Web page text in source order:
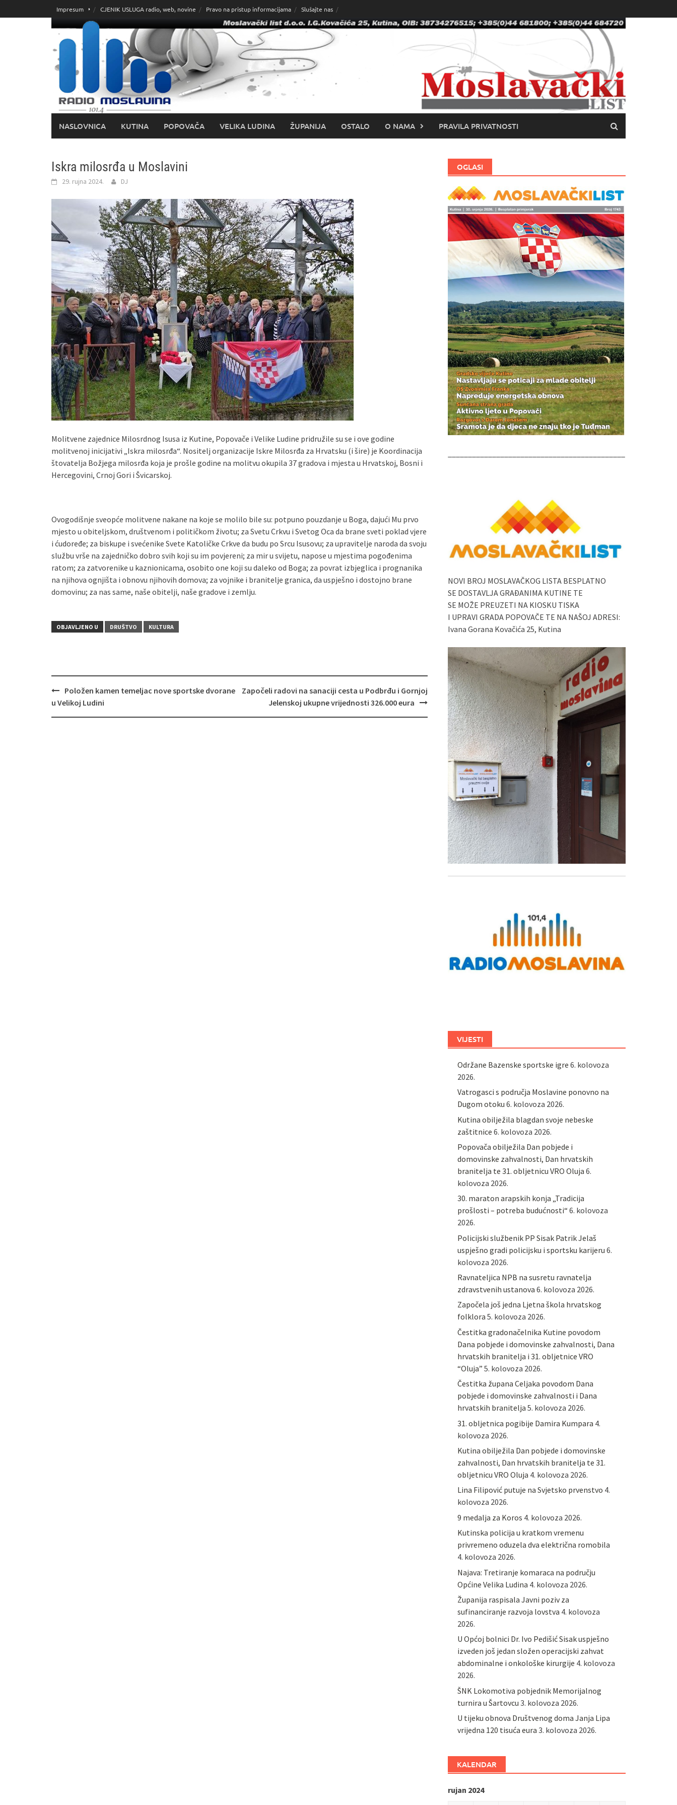
do
Impresum CJENIK USLUGA radio, web, novine Pravo na pristup informacijama Slušajte nas
NASLOVNICA KUTINA POPOVAČA VELIKA LUDINA ŽUPANIJA OSTALO O NAMA PRAVILA PRIVATNOSTI
Iskra milosrđa u Moslavini
29. rujna 2024. DJ
Molitvene zajednice Milosrdnog Isusa iz Kutine, Popovače i Velike Ludine pridružile su se i ove godine
molitvenoj inicijativi „Iskra milosrđa“. Nositelj organizacije Iskre Milosrđa za Hrvatsku (i šire) je Koordinacija
štovatelja Božjega milosrđa koja je prošle godine na molitvu okupila 37 gradova i mjesta u Hrvatskoj, Bosni i
Hercegovini, Crnoj Gori i Švicarskoj.
Ovogodišnje sveopće molitvene nakane na koje se molilo bile su: potpuno pouzdanje u Boga, dajući Mu prvo
mjesto u obiteljskom, društvenom i političkom životu; za Svetu Crkvu i Svetog Oca da brane sveti poklad vjere
i ćudoređe; za biskupe i svećenike Svete Katoličke Crkve da budu po Srcu Isusovu; za upravitelje naroda da svoju
službu vrše na zajedničko dobro svih koji su im povjereni; za mir u svijetu, napose u mjestima pogođenima
ratom; za zatvorenike u kaznionicama, osobito one koji su daleko od Boga; za povrat izbjeglica i prognanika
na njihova ognjišta i obnovu njihovih domova; za vojnike i branitelje granica, da uspješno i dostojno brane
domovinu; za nas same, naše obitelji, naše gradove i zemlju.
OBJAVLJENO U DRUŠTVO KULTURA
Navigacija
Položen kamen temeljac nove sportske dvorane
u Velikoj Ludini
Započeli radovi na sanaciji cesta u Podbrđu i Gornjoj
Jelenskoj ukupne vrijednosti 326.000 eura
OGLASI
NOVI BROJ MOSLAVAČKOG LISTA BESPLATNO
SE DOSTAVLJA GRAĐANIMA KUTINE TE
SE MOŽE PREUZETI NA KIOSKU TISKA
I UPRAVI GRADA POPOVAČE TE NA NAŠOJ ADRESI:
Ivana Gorana Kovačića 25, Kutina
VIJESTI
Održane Bazenske sportske igre 6. kolovoza
2026.
Vatrogasci s područja Moslavine ponovno na
Dugom otoku 6. kolovoza 2026.
Kutina obilježila blagdan svoje nebeske
zaštitnice 6. kolovoza 2026.
Popovača obilježila Dan pobjede i
domovinske zahvalnosti, Dan hrvatskih
branitelja te 31. obljetnicu VRO Oluja 6.
kolovoza 2026.
30. maraton arapskih konja „Tradicija
prošlosti – potreba budućnosti“ 6. kolovoza
2026.
Policijski službenik PP Sisak Patrik Jelaš
uspješno gradi policijsku i sportsku karijeru 6.
kolovoza 2026.
Ravnateljica NPB na susretu ravnatelja
zdravstvenih ustanova 6. kolovoza 2026.
Započela još jedna Ljetna škola hrvatskog
folklora 5. kolovoza 2026.
Čestitka gradonačelnika Kutine povodom
Dana pobjede i domovinske zahvalnosti, Dana
hrvatskih branitelja i 31. obljetnice VRO
“Oluja” 5. kolovoza 2026.
Čestitka župana Celjaka povodom Dana
pobjede i domovinske zahvalnosti i Dana
hrvatskih branitelja 5. kolovoza 2026.
31. obljetnica pogibije Damira Kumpara 4.
kolovoza 2026.
Kutina obilježila Dan pobjede i domovinske
zahvalnosti, Dan hrvatskih branitelja te 31.
obljetnicu VRO Oluja 4. kolovoza 2026.
Lina Filipović putuje na Svjetsko prvenstvo 4.
kolovoza 2026.
9 medalja za Koros 4. kolovoza 2026.
Kutinska policija u kratkom vremenu
privremeno oduzela dva električna romobila
4. kolovoza 2026.
Najava: Tretiranje komaraca na području
Općine Velika Ludina 4. kolovoza 2026.
Županija raspisala Javni poziv za
sufinanciranje razvoja lovstva 4. kolovoza
2026.
U Općoj bolnici Dr. Ivo Pedišić Sisak uspješno
izveden još jedan složen operacijski zahvat
abdominalne i onkološke kirurgije 4. kolovoza
2026.
ŠNK Lokomotiva pobjednik Memorijalnog
turnira u Šartovcu 3. kolovoza 2026.
U tijeku obnova Društvenog doma Janja Lipa
vrijedna 120 tisuća eura 3. kolovoza 2026.
KALENDAR
rujan 2024